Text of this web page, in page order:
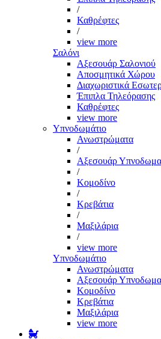
/
Καθρέφτες
/
view more
Σαλόνι
Αξεσουάρ Σαλονιού
Αποσμητικά Χώρου
Διαχωριστικά
Έπιπλα Τηλεόρασης
Καθρέφτες
view more
Υπνοδωμάτιο
Ανωστρώματα
/
Αξεσουάρ
/
Κομοδίνο
/
Κρεβάτια
/
Μαξιλάρια
/
view more
Υπνοδωμάτιο
Ανωστρώματα
Αξεσουάρ
Κομοδίνο
Κρεβάτια
Μαξιλάρια
view more